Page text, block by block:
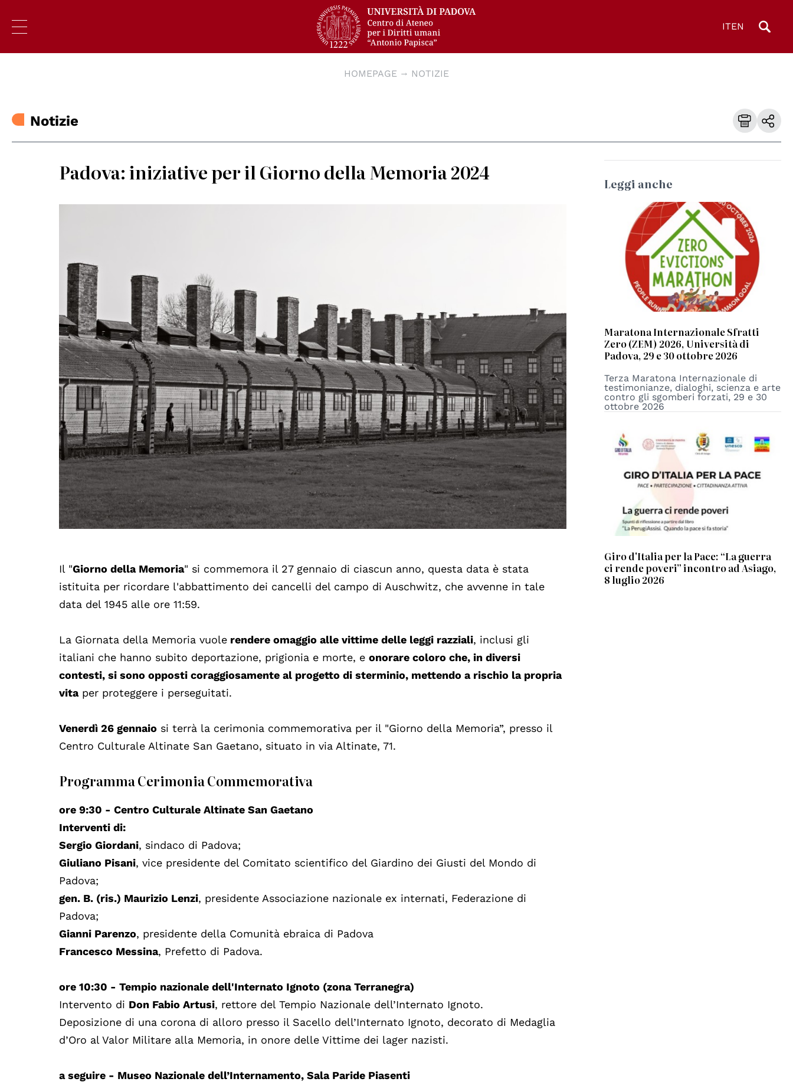
ITEN
HOMEPAGE NOTIZIE
Notizie
Padova: iniziative per il Giorno della Memoria 2024
Il "Giorno della Memoria" si commemora il 27 gennaio di ciascun anno, questa data è stata
istituita per ricordare l'abbattimento dei cancelli del campo di Auschwitz, che avvenne in tale
data del 1945 alle ore 11:59.
La Giornata della Memoria vuole rendere omaggio alle vittime delle leggi razziali, inclusi gli
italiani che hanno subito deportazione, prigionia e morte, eonorare coloro che, in diversi
contesti, si sono opposti coraggiosamente al progetto di sterminio, mettendo a rischio la propria
vitaper proteggere i perseguitati.
Venerdì 26 gennaio si terrà la cerimonia commemorativa per il "Giorno della Memoria”, presso il
Centro Culturale Altinate San Gaetano, situato in via Altinate, 71.
Programma Cerimonia Commemorativa
ore 9:30 - Centro Culturale Altinate San Gaetano
Interventi di:
Sergio Giordani, sindaco di Padova;
Giuliano Pisani, vice presidente del Comitato scientifico del Giardino dei Giusti del Mondo di
Padova;
gen. B. (ris.) Maurizio Lenzi, presidente Associazione nazionale ex internati, Federazione di
Padova;
Gianni Parenzo, presidente della Comunità ebraica di Padova
Francesco Messina, Prefetto di Padova.
ore 10:30 - Tempio nazionale dell'Internato Ignoto (zona Terranegra)
Intervento di Don Fabio Artusi, rettore del Tempio Nazionale dell’Internato Ignoto.
Deposizione di una corona di alloro presso il Sacello dell’Internato Ignoto, decorato di Medaglia
d’Oro al Valor Militare alla Memoria, in onore delle Vittime dei lager nazisti.
a seguire - Museo Nazionale dell’Internamento, Sala Paride Piasenti
Leggi anche
Maratona Internazionale Sfratti
Zero (ZEM) 2026, Università di
Padova, 29 e 30 ottobre 2026
Terza Maratona Internazionale di
testimonianze, dialoghi, scienza e arte
contro gli sgomberi forzati, 29 e 30
ottobre 2026
Giro d'Italia per la Pace: “La guerra
ci rende poveri” incontro ad Asiago,
8 luglio 2026